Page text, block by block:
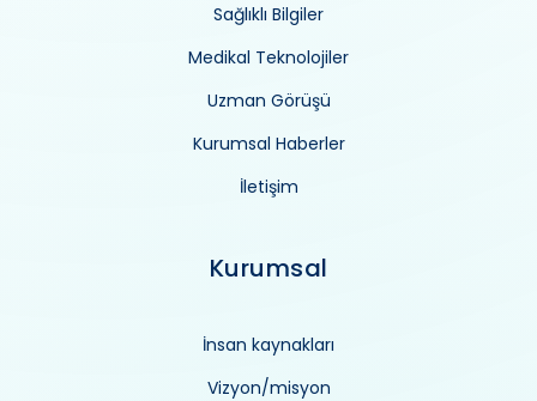
Sağlıklı Bilgiler
Medikal Teknolojiler
Uzman Görüşü
Kurumsal Haberler
İletişim
Kurumsal
İnsan kaynakları
Vizyon/misyon